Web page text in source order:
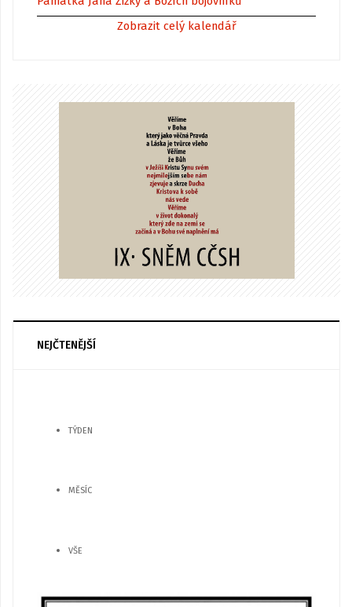
Zobrazit celý kalendář
NEJČTENĚJŠÍ
TÝDEN
MĚSÍC
VŠE